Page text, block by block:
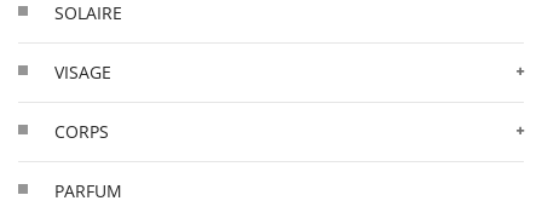
SOLAIRE
VISAGE
CORPS
PARFUM